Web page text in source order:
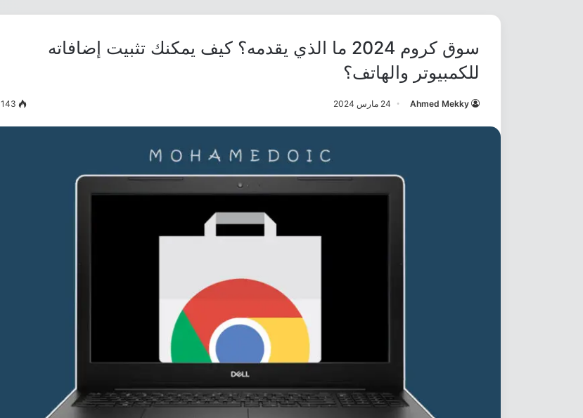
سوق كروم 2024 ما الذي يقدمه؟ كيف يمكنك تثبيت إضافاته
للكمبيوتر والهاتف؟
Ahmed Mekky 24 مارس 2024 143